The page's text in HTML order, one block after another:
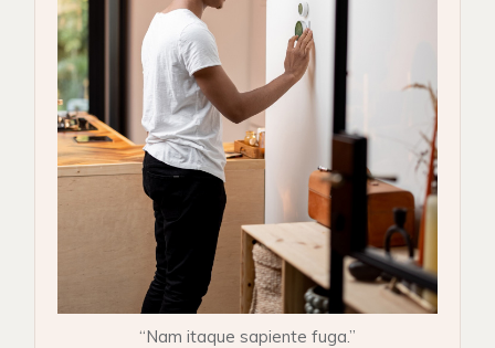
“Nam itaque sapiente fuga.”